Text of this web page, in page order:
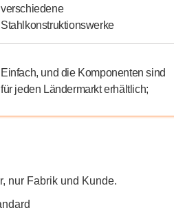
verschiedene
Stahlkonstruktionswerke
Einfach, und die Komponenten sind
für jeden Ländermarkt erhältlich;
nur Fabrik und Kunde.